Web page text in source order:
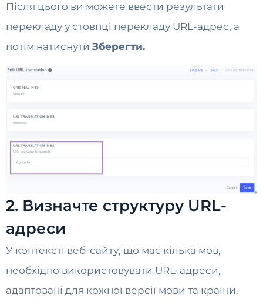
Після цього ви можете ввести результати
перекладу у стовпці перекладу URL-адрес, а
потім натиснути Зберегти.
2. Визначте структуру URL-
адреси
У контексті веб-сайту, що має кілька мов,
необхідно використовувати URL-адреси,
адаптовані для кожної версії мови та країни.